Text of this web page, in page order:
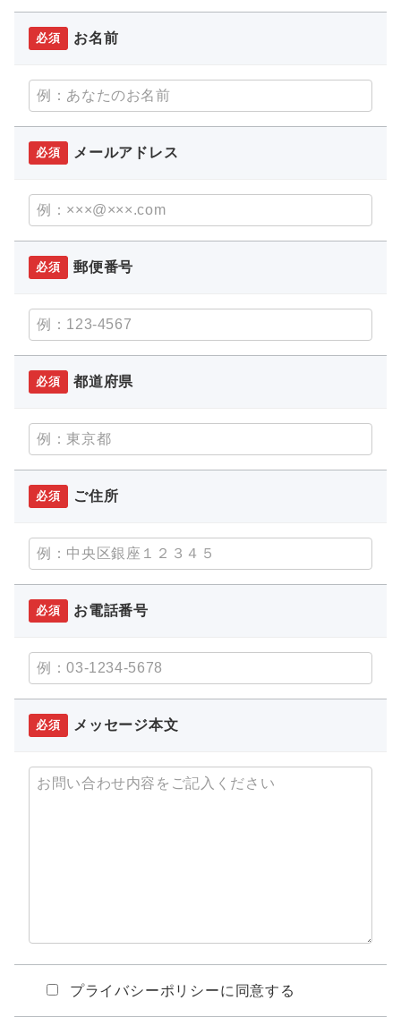
必須 お名前
必須 メールアドレス
必須 郵便番号
必須 都道府県
必須 ご住所
必須 お電話番号
必須 メッセージ本文
プライバシーポリシーに同意する